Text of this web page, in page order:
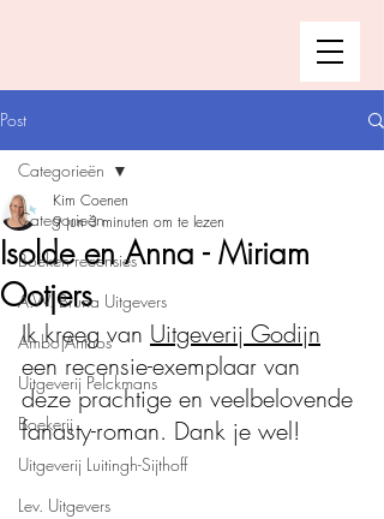
Post
Categorieën
Boeken recensies
A.W. Bruna Uitgevers
Ambo|Anthos
Uitgeverij Pelckmans
Boekerij
Uitgeverij Luitingh-Sijthoff
Lev. Uitgevers
Categorieën
Isolde en Anna - Miriam
Ootjers
Kim Coenen
9 jun 3 minuten om te lezen
Ik kreeg van Uitgeverij Godijn
een recensie-exemplaar van
deze prachtige en veelbelovende
fanasty-roman. Dank je wel!